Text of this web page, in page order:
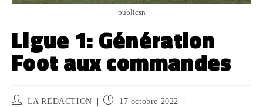
publicsn
Ligue 1: Génération
Foot aux commandes
LA REDACTION
17 octobre 2022